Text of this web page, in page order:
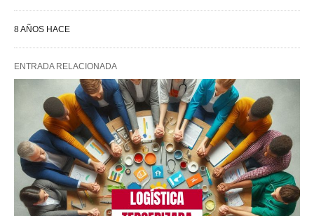
8 AÑOS HACE
ENTRADA RELACIONADA